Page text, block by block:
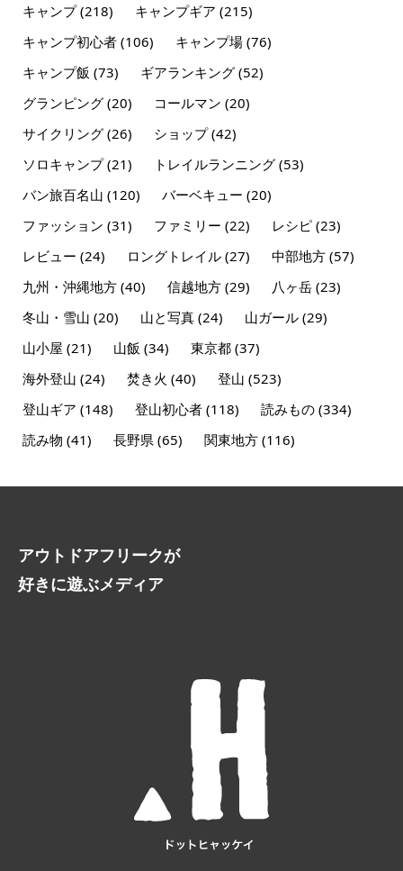
キャンプ(218) キャンプギア (215)
キャンプ初心者(106) キャンプ場(76)
キャンプ飯 (73) ギアランキング(52)
グランピング(20) コールマン (20)
サイクリング(26) ショップ(42)
ソロキャンプ(21) トレイルランニング(53)
バン旅百名山 (120) バーベキュー (20)
ファッション (31) ファミリー (22) レシピ(23)
レビュー (24) ロングトレイル(27) 中部地方(57)
九州・沖縄地方(40) 信越地方(29) 八ヶ岳(23)
冬山・雪山 (20) 山と写真(24) 山ガール(29)
山小屋 (21) 山飯 (34) 東京都(37)
海外登山 (24) 焚き火 (40) 登山 (523)
登山ギア (148) 登山初心者(118) 読みもの(334)
読み物 (41) 長野県 (65) 関東地方(116)
アウトドアフリークが
好きに遊ぶメディア